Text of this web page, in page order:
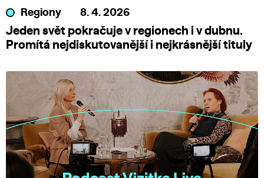
Regiony 8. 4. 2026
Jeden svět pokračuje v regionech i v dubnu.
Promítá nejdiskutovanější i nejkrásnější tituly